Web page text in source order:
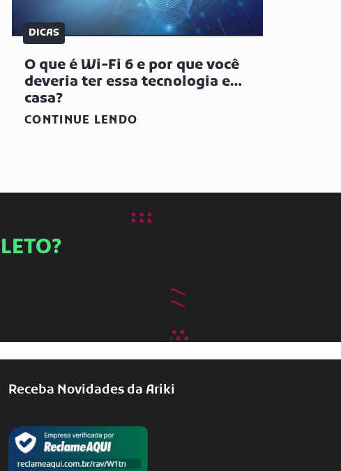
DICAS
O que é Wi-Fi 6 e por que você
deveria ter essa tecnologia em
casa?
CONTINUE LENDO
Receba Novidades da Ariki